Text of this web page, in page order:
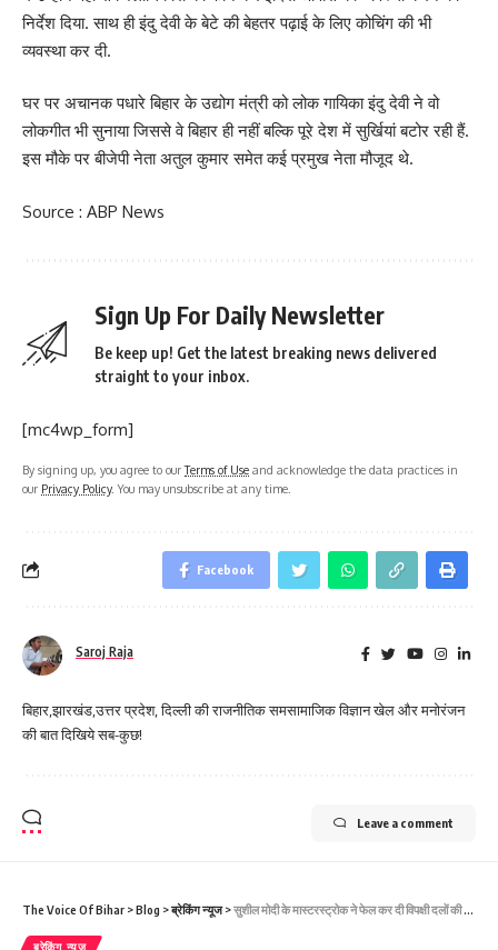
निर्देश दिया. साथ ही इंदु देवी के बेटे की बेहतर पढ़ाई के लिए कोचिंग की भी
व्यवस्था कर दी.
घर पर अचानक पधारे बिहार के उद्योग मंत्री को लोक गायिका इंदु देवी ने वो
लोकगीत भी सुनाया जिससे वे बिहार ही नहीं बल्कि पूरे देश में सुर्खियां बटोर रही हैं.
इस मौके पर बीजेपी नेता अतुल कुमार समेत कई प्रमुख नेता मौजूद थे.
Source : ABP News
Sign Up For Daily Newsletter
Be keep up! Get the latest breaking news delivered
straight to your inbox.
[mc4wp_form]
By signing up, you agree to ourTerms of Use and acknowledge the data practices in
our Privacy Policy. You may unsubscribe at any time.
Facebook
Saroj Raja
बिहार,झारखंड,उत्तर प्रदेश, दिल्ली की राजनीतिक समसामाजिक विज्ञान खेल और मनोरंजन
की बात दिखिये सब-कुछ!
Leave a comment
The Voice Of Bihar >Blog >ब्रेकिंग न्यूज>सुशील मोदी के मास्टरस्ट्रोक ने फेल कर दी विपक्षी दलों की प्लानिंग, फ्लॉप हो गया बिहार बंद
ब्रेकिंग न्यूज